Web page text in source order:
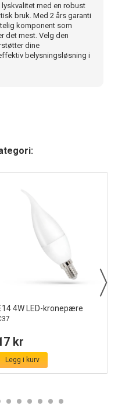
med en robust
bruk. Med 2 års garanti
komponent som
det mest. Velg den
dine
belysningsløsning i
4W LED-kronepære
kr
Legg i kurv